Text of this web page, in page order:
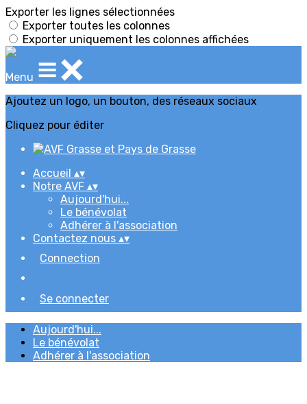
Exporter les lignes sélectionnées
Exporter toutes les colonnes
Exporter uniquement les colonnes affichées
Menu
Ajoutez un logo, un bouton, des réseaux sociaux
Cliquez pour éditer
Accueil ▴▾
Notre AVF ▴▾
Aujourd'hui...
Le bénévolat
Adhérer à l'association
Contactez nous ▴▾
Connection
Se connecter
Aujourd'hui...
Le bénévolat
Adhérer à l'association